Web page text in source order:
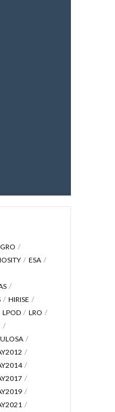
ESA
HIRISE
LPOD
LRO